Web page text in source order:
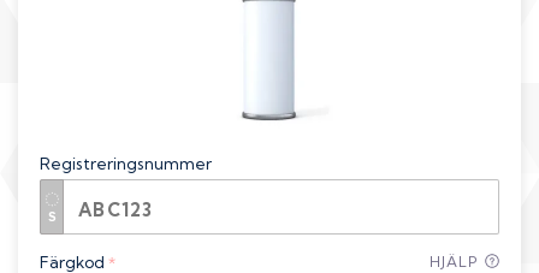
Registreringsnummer
Färgkod * HJÄLP